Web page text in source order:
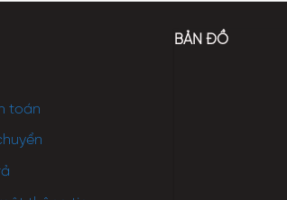
toán
BẢN ĐỒ